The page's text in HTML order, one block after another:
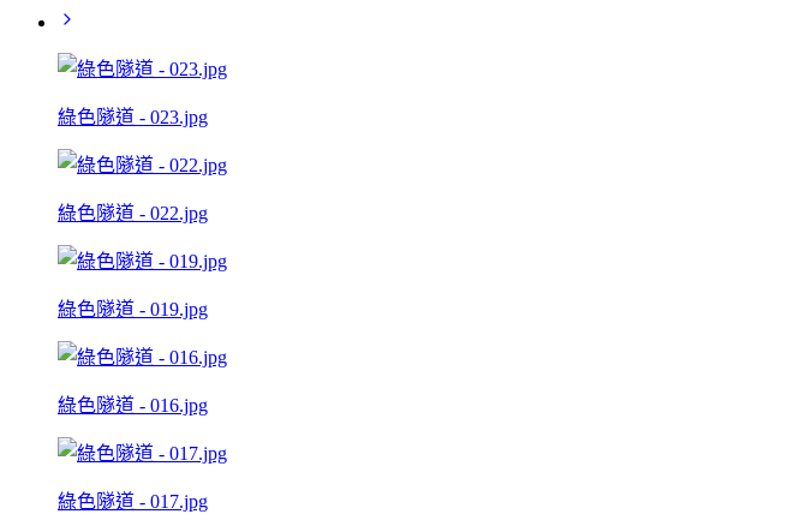
綠色隧道 - 023.jpg
綠色隧道 - 022.jpg
綠色隧道 - 019.jpg
綠色隧道 - 016.jpg
綠色隧道 - 017.jpg